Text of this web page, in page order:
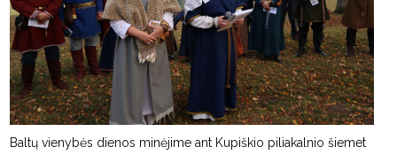
Baltų vienybės dienos minėjime ant Kupiškio piliakalnio šiemet